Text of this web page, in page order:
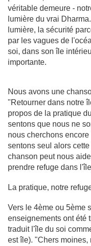
véritable demeure -
lumière du vrai
lumière, la sécurité
par les vagues de
soi, dans son île
importante.
Nous avons une
"Retourner dans notre
propos de la pratique
sentons que nous ne
nous cherchons
sentons seul alors
chanson peut nous
prendre refuge dans
La pratique, notre
Vers le 4ème ou 5ème
enseignements ont été
traduit l'île du soi
est île). "Chers moines,